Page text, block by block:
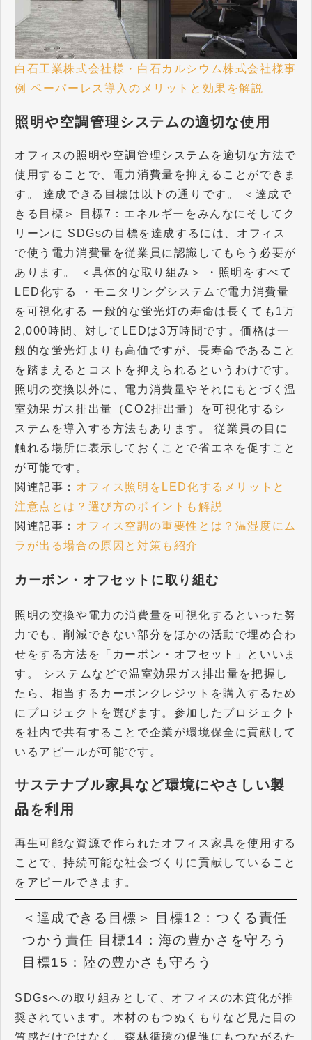
白石工業株式会社様・白石カルシウム株式会社様事
例
ペーパーレス導入のメリットと効果を解説
照明や空調管理システムの適切な使用
オフィスの照明や空調管理システムを適切な方法で
使用することで、電力消費量を抑えることができま
す。 達成できる目標は以下の通りです。 ＜達成で
きる目標＞ 目標7：エネルギーをみんなにそしてク
リーンに SDGsの目標を達成するには、オフィス
で使う電力消費量を従業員に認識してもらう必要が
あります。 ＜具体的な取り組み＞ ・照明をすべて
LED化する ・モニタリングシステムで電力消費量
を可視化する 一般的な蛍光灯の寿命は長くても1万
2,000時間、対してLEDは3万時間です。価格は一
般的な蛍光灯よりも高価ですが、長寿命であること
を踏まえるとコストを抑えられるというわけです。
照明の交換以外に、電力消費量やそれにもとづく温
室効果ガス排出量（CO2排出量）を可視化するシ
ステムを導入する方法もあります。 従業員の目に
触れる場所に表示しておくことで省エネを促すこと
が可能です。
関連記事： オフィス照明をLED化するメリットと
注意点とは？選び方のポイントも解説
関連記事： オフィス空調の重要性とは？温湿度にム
ラが出る場合の原因と対策も紹介
カーボン・オフセットに取り組む
照明の交換や電力の消費量を可視化するといった努
力でも、削減できない部分をほかの活動で埋め合わ
せをする方法を「カーボン・オフセット」といいま
す。 システムなどで温室効果ガス排出量を把握し
たら、相当するカーボンクレジットを購入するため
にプロジェクトを選びます。参加したプロジェクト
を社内で共有することで企業が環境保全に貢献して
いるアピールが可能です。
サステナブル家具など環境にやさしい製
品を利用
再生可能な資源で作られたオフィス家具を使用する
ことで、持続可能な社会づくりに貢献していること
をアピールできます。
＜達成できる目標＞
目標12：つくる責任
つかう責任 目標14：海の豊かさを守ろう
目標15：陸の豊かさも守ろう
SDGsへの取り組みとして、オフィスの木質化が推
奨されています。木材のもつぬくもりなど見た目の
質感だけではなく、森林循環の促進にもつながるた